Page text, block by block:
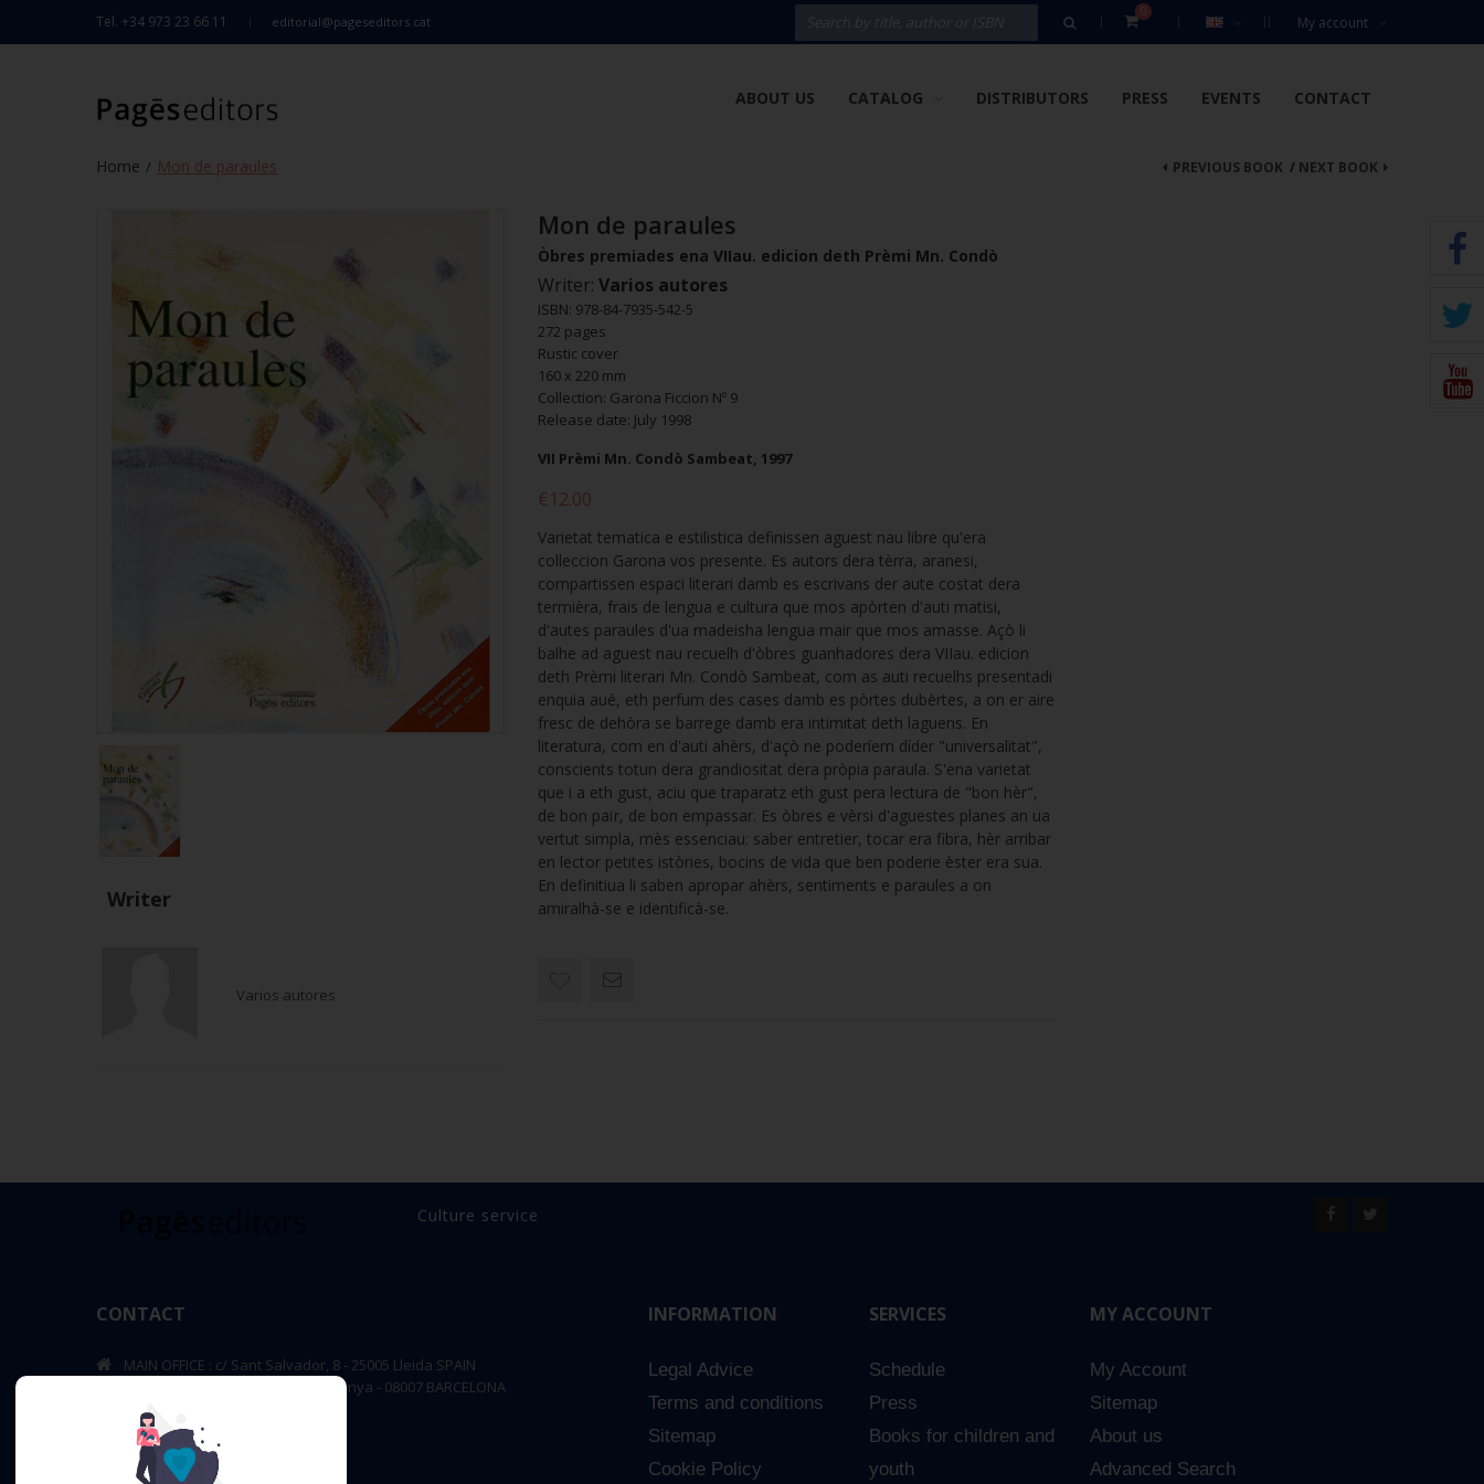
Tel. +34 973 23 66 11 editorial@pageseditors.cat My account
0
ABOUT US CATALOG DISTRIBUTORS PRESS EVENTS CONTACT
Home / Mon de paraules NEXT BOOK
PREVIOUS BOOK /
Writer
Varios autores
Mon de paraules
Òbres premiades ena VIIau. edicion deth Prèmi Mn. Condò
Writer: Varios autores
ISBN: 978-84-7935-542-5
272 pages
Rustic cover
160 x 220 mm
Collection: Garona Ficcion Nº 9
Release date: July 1998
VII Prèmi Mn. Condò Sambeat, 1997
€12.00
Varietat tematica e estilistica definissen aguest nau libre qu'era
colleccion Garona vos presente. Es autors dera tèrra, aranesi,
compartissen espaci literari damb es escrivans der aute costat dera
termièra, frais de lengua e cultura que mos apòrten d'auti matisi,
d'autes paraules d'ua madeisha lengua mair que mos amasse. Açò li
balhe ad aguest nau recuelh d'òbres guanhadores dera VIIau. edicion
deth Prèmi literari Mn. Condò Sambeat, com as auti recuelhs presentadi
enquia aué, eth perfum des cases damb es pòrtes dubèrtes, a on er aire
fresc de dehòra se barrege damb era intimitat deth laguens. En
literatura, com en d'auti ahèrs, d'açò ne poderíem díder "universalitat",
conscients totun dera grandiositat dera pròpia paraula. S'ena varietat
que i a eth gust, aciu que traparatz eth gust pera lectura de "bon hèr",
de bon païr, de bon empassar. Es òbres e vèrsi d'aguestes planes an ua
vertut simpla, mès essenciau: saber entretier, tocar era fibra, hèr arribar
en lector petites istòries, bocins de vida que ben poderie èster era sua.
En definitiua li saben apropar ahèrs, sentiments e paraules a on
amiralhà-se e identificà-se.
Culture service
CONTACT
MAIN OFFICE : c/ Sant Salvador, 8 - 25005 Lleida SPAIN
BARCELONA OFFICE: Rambla de Catalunya - 08007 BARCELONA
editorial@pageseditors.cat
Telephone: +34 973 23 66 11
INFORMATION
Legal Advice
Terms and conditions
Sitemap
Cookie Policy
SERVICES
Schedule
Press
Books for children and
youth
MY ACCOUNT
My Account
Sitemap
About us
Advanced Search